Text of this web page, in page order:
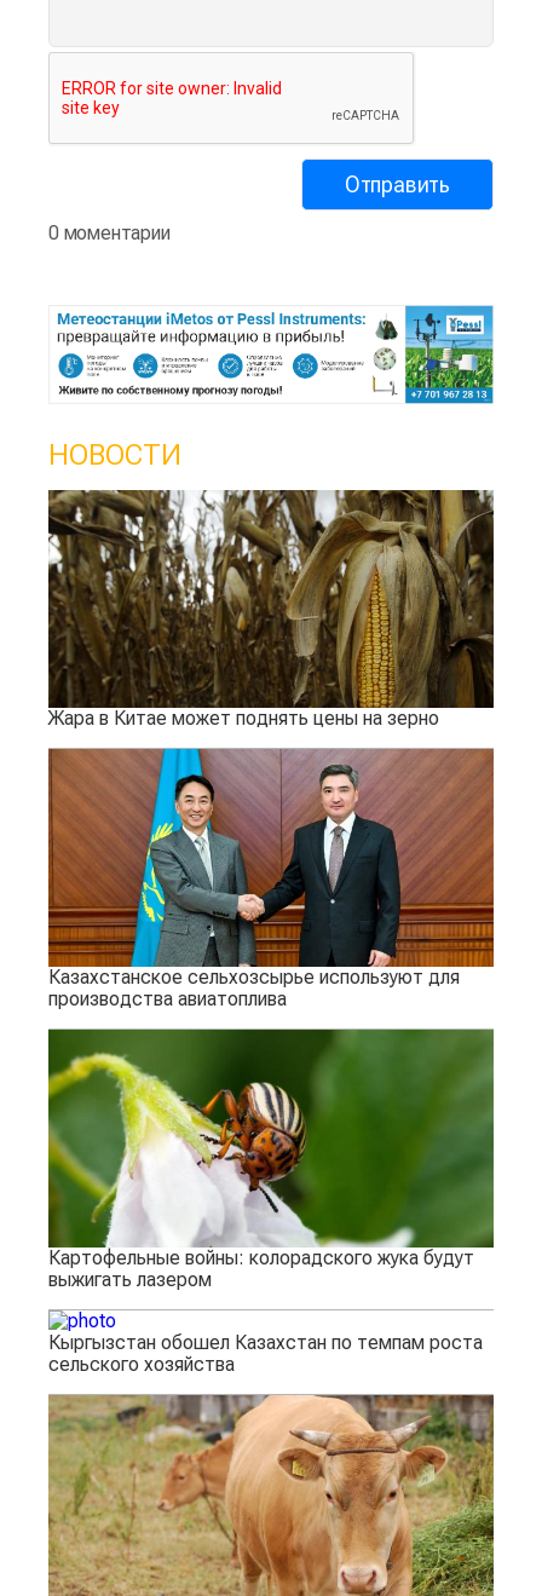
0 моментарии
НОВОСТИ
Жара в Китае может поднять цены на зерно
Казахстанское сельхозсырье используют для
производства авиатоплива
Картофельные войны: колорадского жука будут
выжигать лазером
Кыргызстан обошел Казахстан по темпам роста
сельского хозяйства